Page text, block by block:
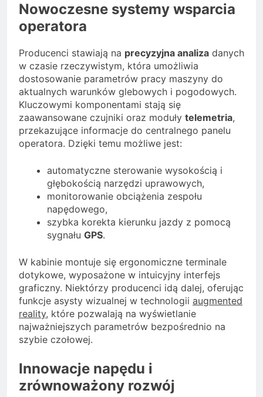
Nowoczesne systemy wsparcia
operatora
Producenci stawiają na precyzyjna analiza danych
w czasie rzeczywistym, która umożliwia
dostosowanie parametrów pracy maszyny do
aktualnych warunków glebowych i pogodowych.
Kluczowymi komponentami stają się
zaawansowane czujniki oraz moduły telemetria,
przekazujące informacje do centralnego panelu
operatora. Dzięki temu możliwe jest:
automatyczne sterowanie wysokością i
głębokością narzędzi uprawowych,
monitorowanie obciążenia zespołu
napędowego,
szybka korekta kierunku jazdy z pomocą
sygnału GPS.
W kabinie montuje się ergonomiczne terminale
dotykowe, wyposażone w intuicyjny interfejs
graficzny. Niektórzy producenci idą dalej, oferując
funkcje asysty wizualnej w technologii augmented
reality, które pozwalają na wyświetlanie
najważniejszych parametrów bezpośrednio na
szybie czołowej.
Innowacje napędu i
zrównoważony rozwój